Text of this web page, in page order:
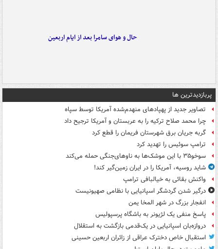
حال و هوای سامرا بعد از ایام اربعین
پربازدیدترین ها
تصاویر جدید از پهپادهای منهدم‌شده آمریکا توسط سپاه
چرا محمد صلاح ترکیه را به عربستان و آمریکا ترجیح داد
گربه جریان برق شهرستان فریمان را قطع کرد
ترامپ سوئیس را تهدید کرد
سوخو۳۵ با این موشک‌ها به ناوهای‌جنگی حمله می‌کند
شاید روسیه، آمریکا را در ایران زمین‌گیر کند!
واکنش بقائی به خیالبافی ترامپ
درگیر شدن گردشگر اسپانیایی با نظامی صهیونیست
انفجار بزرگ در شهر المخا یمن
پاسخ منفی یک لژیونر به باشگاه پرسپولیس
دروازه‌بان اسپانیایی در یک‌قدمی بازگشت به استقلال
استقبال خاص دخترک عراقی از زائران اربعین حسینی